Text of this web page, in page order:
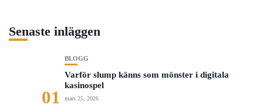
Senaste inläggen
01
BLOGG
Varför slump känns som mönster i digitala
kasinospel
mars 25, 2026